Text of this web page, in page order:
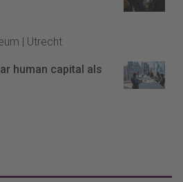
| Utrecht
human capital als